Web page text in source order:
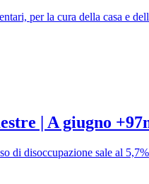
per la cura della casa e
| A giugno
di disoccupazione sale al